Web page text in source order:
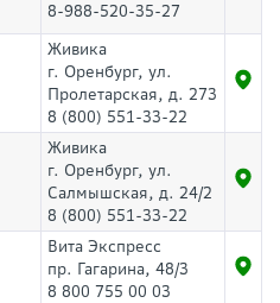
8-988-520-35-27
Живика
г. Оренбург, ул.
Пролетарская, д. 273
8 (800) 551-33-22
Живика
г. Оренбург, ул.
Салмышская, д. 24/2
8 (800) 551-33-22
Вита Экспресс
пр. Гагарина, 48/3
8 800 755 00 03